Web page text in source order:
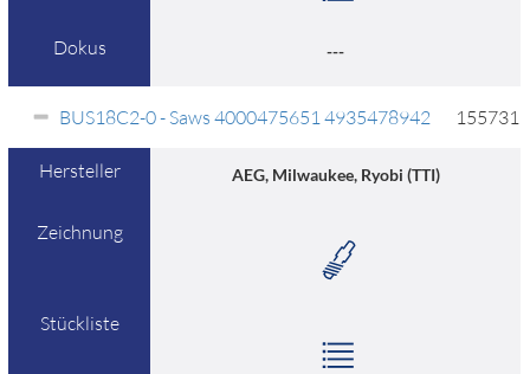
Dokus ---
BUS18C2-0 - Saws 4000475651 4935478942 155731
Hersteller AEG, Milwaukee, Ryobi (TTI)
Zeichnung
Stückliste